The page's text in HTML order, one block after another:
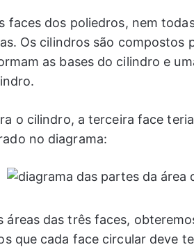
faces dos poliedros, nem
Os cilindros são compostos
as bases do cilindro e
o cilindro, a terceira face
no diagrama:
áreas das três faces,
que cada face circular deve